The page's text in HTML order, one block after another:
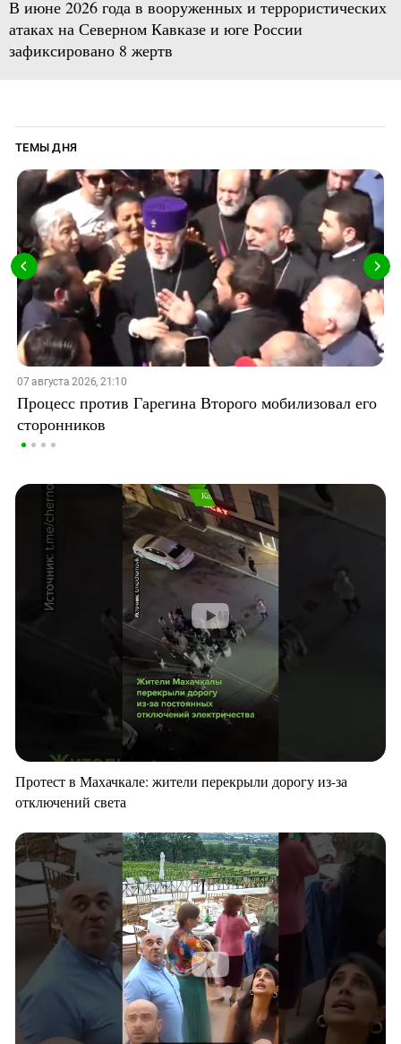
В июне 2026 года в вооруженных и террористических
атаках на Северном Кавказе и юге России
зафиксировано 8 жертв
ТЕМЫ ДНЯ
07 августа 2026, 21:10
Процесс против Гарегина Второго мобилизовал его
сторонников
Протест в Махачкале: жители перекрыли дорогу из-за
отключений света